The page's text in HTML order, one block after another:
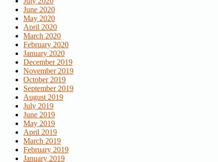
June 2020
May 2020
April 2020
March 2020
February 2020
January 2020
December 2019
November 2019
October 2019
September 2019
August 2019
July 2019
June 2019
May 2019
April 2019
March 2019
February 2019
January 2019